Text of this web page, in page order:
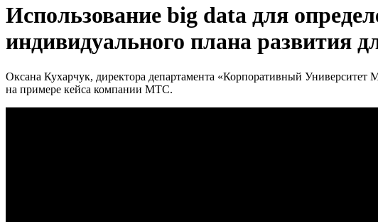
Использование big data для
индивидуального плана развития
Оксана Кухарчук, директора департамента «Корпоративный
на примере кейса компании МТС.